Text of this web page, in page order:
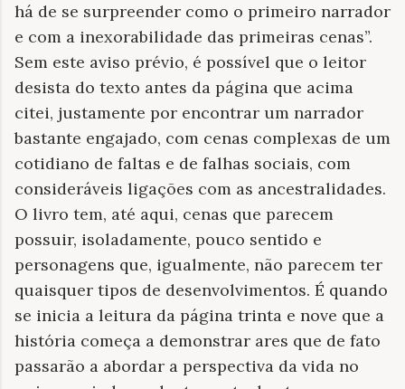
há de se surpreender como o primeiro narrador
e com a inexorabilidade das primeiras cenas”.
Sem este aviso prévio, é possível que o leitor
desista do texto antes da página que acima
citei, justamente por encontrar um narrador
bastante engajado, com cenas complexas de um
cotidiano de faltas e de falhas sociais, com
consideráveis ligações com as ancestralidades.
O livro tem, até aqui, cenas que parecem
possuir, isoladamente, pouco sentido e
personagens que, igualmente, não parecem ter
quaisquer tipos de desenvolvimentos. É quando
se inicia a leitura da página trinta e nove que a
história começa a demonstrar ares que de fato
passarão a abordar a perspectiva da vida no